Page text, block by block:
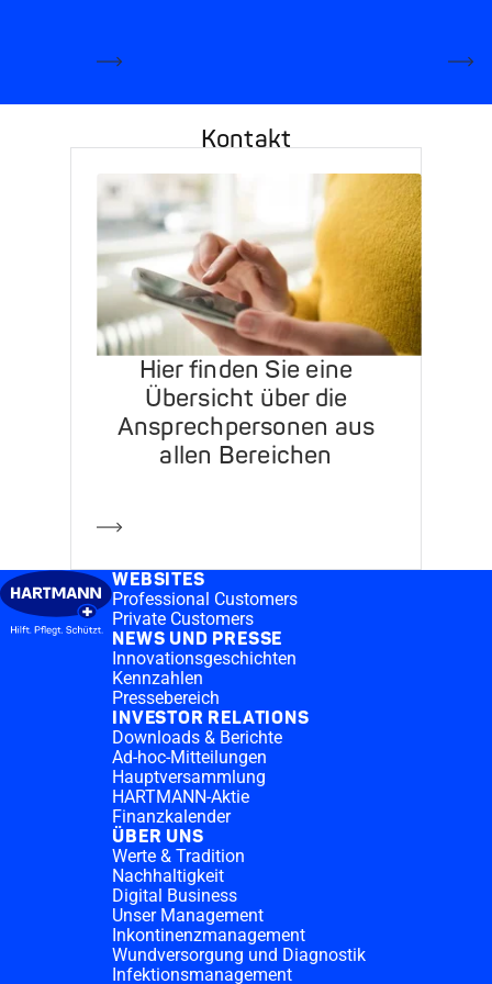
Kontakt
Hier finden Sie eine
Übersicht über die
Ansprechpersonen aus
allen Bereichen
WEBSITES
Professional Customers
Private Customers
NEWS UND PRESSE
Innovationsgeschichten
Kennzahlen
Pressebereich
INVESTOR RELATIONS
Downloads & Berichte
Ad-hoc-Mitteilungen
Hauptversammlung
HARTMANN-Aktie
Finanzkalender
ÜBER UNS
Werte & Tradition
Nachhaltigkeit
Digital Business
Unser Management
Inkontinenzmanagement
Wundversorgung und Diagnostik
Infektionsmanagement